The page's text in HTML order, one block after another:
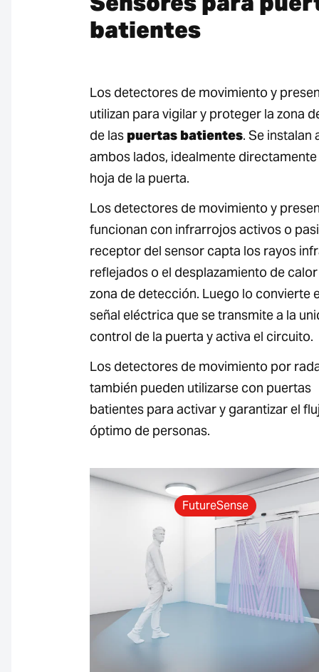
batientes
Los detectores de movimiento y
utilizan para vigilar y proteger la zona
de las puertas batientes. Se instalan
ambos lados, idealmente directamente
hoja de la puerta.
Los detectores de movimiento y
funcionan con infrarrojos activos o
receptor del sensor capta los rayos
reflejados o el desplazamiento de
zona de detección. Luego lo convierte
señal eléctrica que se transmite a la
control de la puerta y activa el circuito.
Los detectores de movimiento por
también pueden utilizarse con puertas
batientes para activar y garantizar el
óptimo de personas.
FutureSense